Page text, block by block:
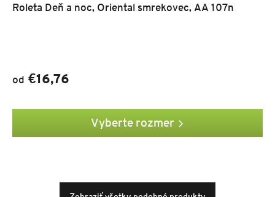
Roleta Deň a noc, Oriental smrekovec, AA 107n
od €16,76
Vyberte rozmer